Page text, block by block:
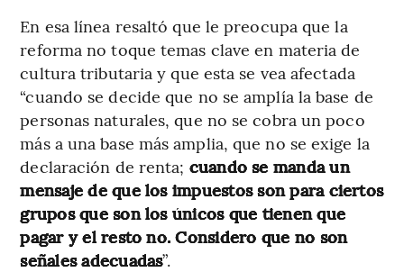
En esa línea resaltó que le preocupa que la
reforma no toque temas clave en materia de
cultura tributaria y que esta se vea afectada
“cuando se decide que no se amplía la base de
personas naturales, que no se cobra un poco
más a una base más amplia, que no se exige la
declaración de renta; cuando se manda un
mensaje de que los impuestos son para ciertos
grupos que son los únicos que tienen que
pagar y el resto no. Considero que no son
señales adecuadas”.